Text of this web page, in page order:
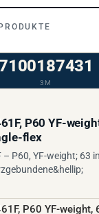
3M
P60 YF-
flex
P60, YF-weight; 63